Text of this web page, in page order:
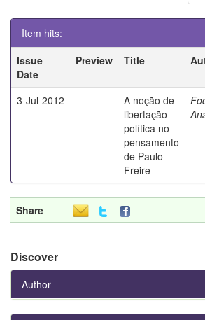
Item hits:
Issue
Date
Preview Title
3-Jul-2012
A noção de
libertação
política no
pensamento
de Paulo
Freire
Share
Discover
Author